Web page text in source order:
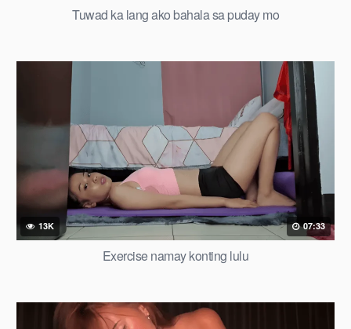
Tuwad ka lang ako bahala sa puday mo
13K 07:33
Exercise namay konting lulu